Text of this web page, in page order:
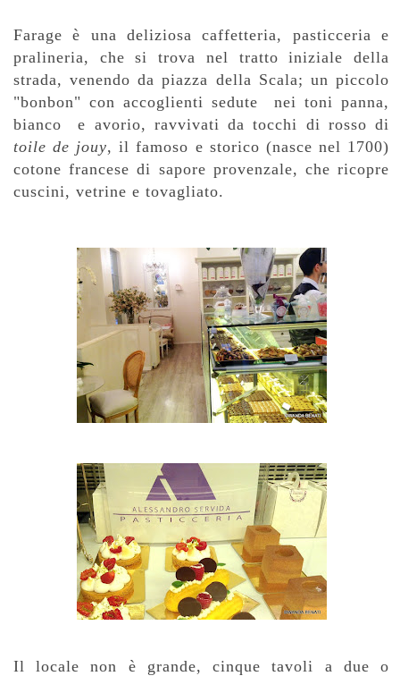
Farage è una deliziosa caffetteria, pasticceria e
pralineria, che si trova nel tratto iniziale della
strada, venendo da piazza della Scala; un piccolo
"bonbon" con accoglienti sedute nei toni panna,
bianco e avorio, ravvivati da tocchi di rosso di
toile de jouy, il famoso e storico (nasce nel 1700)
cotone francese di sapore provenzale, che ricopre
cuscini, vetrine e tovagliato.
Il locale non è grande, cinque tavoli a due o